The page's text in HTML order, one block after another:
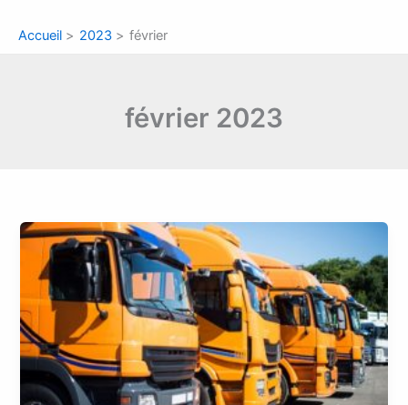
Accueil 2023 février
février 2023